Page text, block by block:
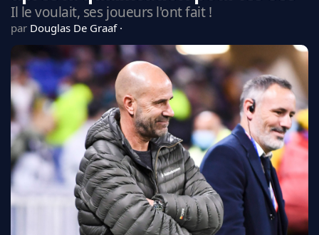
MERCATO
CDM 2026
EDF
PSG
LIGUE 1
REAL MADRID
FC BARCELONE
MANCHESTER UNITED
CHELSEA
L'AVIS DE LA RÉDAC'
Il le voulait, ses joueurs l'ont fait !
par Douglas De Graaf